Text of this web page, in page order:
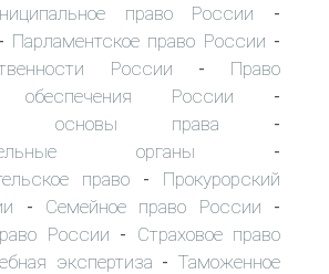
право России -
- Парламентское право России -
России - Право
обеспечения России -
основы права -
органы -
право - Прокурорский
- Семейное право России -
России - Страховое право
экспертиза - Таможенное